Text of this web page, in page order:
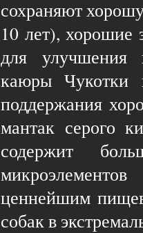
сохраняют
10 лет), хорошие
для улучшения
каюры Чукотки
поддержания
мантак серого
содержит
ценнейшим
собак в